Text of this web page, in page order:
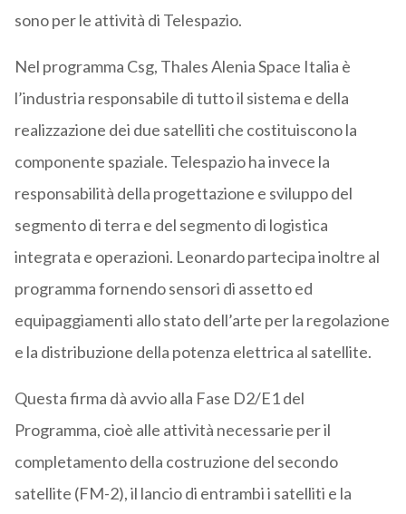
sono per le attività di Telespazio.
Nel programma Csg, Thales Alenia Space Italia è
l’industria responsabile di tutto il sistema e della
realizzazione dei due satelliti che costituiscono la
componente spaziale. Telespazio ha invece la
responsabilità della progettazione e sviluppo del
segmento di terra e del segmento di logistica
integrata e operazioni. Leonardo partecipa inoltre al
programma fornendo sensori di assetto ed
equipaggiamenti allo stato dell’arte per la regolazione
e la distribuzione della potenza elettrica al satellite.
Questa firma dà avvio alla Fase D2/E1 del
Programma, cioè alle attività necessarie per il
completamento della costruzione del secondo
satellite (FM-2), il lancio di entrambi i satelliti e la